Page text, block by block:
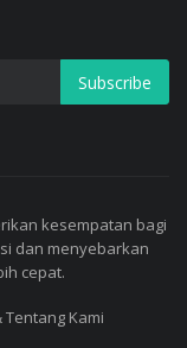
Subscribe
kesempatan bagi
dan menyebarkan
cepat.
Tentang Kami